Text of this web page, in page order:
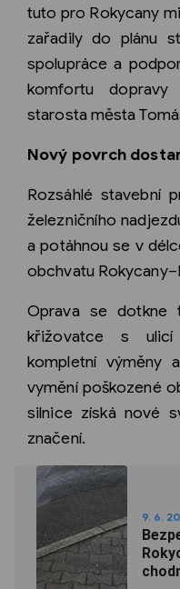
tuto pro Rokycany
zařadily do plánu
spolupráce a
komfortu
starosta města
Nový povrch
Rozsáhlé stavební
železničního
a potáhnou se v
obchvatu
Oprava se dotkne
křižovatce s ulicí
kompletní výměny
vymění poškozené
silnice získá nové
značení.
9. 6.